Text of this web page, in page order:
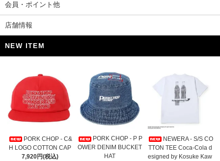
会員・ポイント他
店舗情報
NEW ITEM
PORK CHOP - C&
H LOGO COTTON CAP
7,920円(税込)
PORK CHOP - P P
OWER DENIM BUCKET
HAT
NEWERA - S/S CO
TTON TEE Coca-Cola d
esigned by Kosuke Kaw